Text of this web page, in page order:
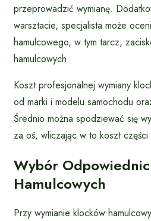
przeprowadzić wymianę.
warsztacie, specjalista może
hamulcowego, w tym tarcz,
hamulcowych.
Koszt profesjonalnej wymiany
od marki i modelu samochodu
Średnio można spodziewać się
za oś, wliczając w to koszt części
Wybór
Hamulcowych
Przy wymianie klocków